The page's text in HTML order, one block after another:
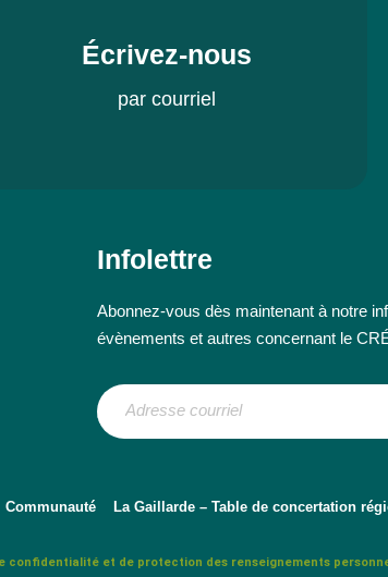
Écrivez-nous
par courriel
Infolettre
Abonnez-vous dès maintenant à notre
évènements et autres concernant le
Communauté
La Gaillarde – Table de concertation
confidentialité et de protection des renseignements